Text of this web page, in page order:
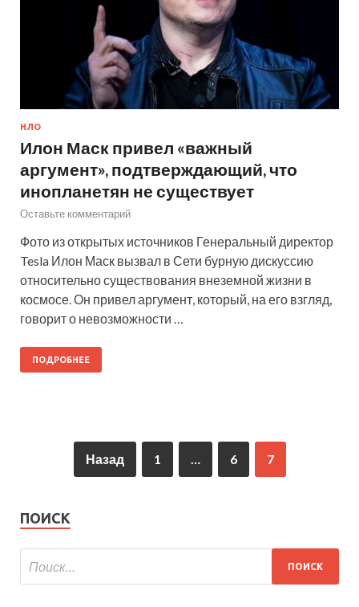
НЛО
Илон Маск привел «важный
аргумент», подтверждающий, что
инопланетян не существует
Оставьте комментарий
Фото из открытых источников Генеральный директор
Tesla Илон Маск вызвал в Сети бурную дискуссию
относительно существования внеземной жизни в
космосе. Он привел аргумент, который, на его взгляд,
говорит о невозможности …
ПОДРОБНЕЕ
Назад 1 … 6 7
ПОИСК